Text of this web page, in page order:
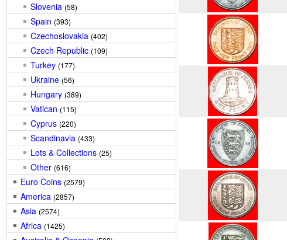
Slovenia (58)
Spain (393)
Czechoslovakia (402)
Czech Republic (109)
Turkey (177)
Ukraine (56)
Hungary (389)
Vatican (115)
Cyprus (220)
Scandinavia (433)
Lots & Collections (25)
Other (616)
Euro Coins (2579)
America (2857)
Asia (2574)
Africa (1425)